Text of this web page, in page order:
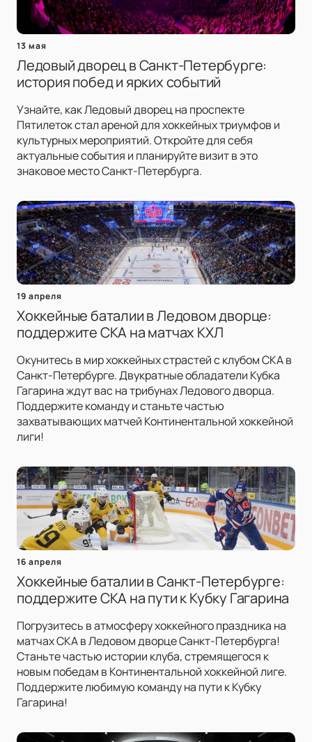
13 мая
Ледовый дворец в Санкт-Петербурге:
история побед и ярких событий
Узнайте, как Ледовый дворец на проспекте
Пятилеток стал ареной для хоккейных триумфов и
культурных мероприятий. Откройте для себя
актуальные события и планируйте визит в это
знаковое место Санкт-Петербурга.
19 апреля
Хоккейные баталии в Ледовом дворце:
поддержите СКА на матчах КХЛ
Окунитесь в мир хоккейных страстей с клубом СКА в
Санкт-Петербурге. Двукратные обладатели Кубка
Гагарина ждут вас на трибунах Ледового дворца.
Поддержите команду и станьте частью
захватывающих матчей Континентальной хоккейной
лиги!
16 апреля
Хоккейные баталии в Санкт-Петербурге:
поддержите СКА на пути к Кубку Гагарина
Погрузитесь в атмосферу хоккейного праздника на
матчах СКА в Ледовом дворце Санкт-Петербурга!
Станьте частью истории клуба, стремящегося к
новым победам в Континентальной хоккейной лиге.
Поддержите любимую команду на пути к Кубку
Гагарина!